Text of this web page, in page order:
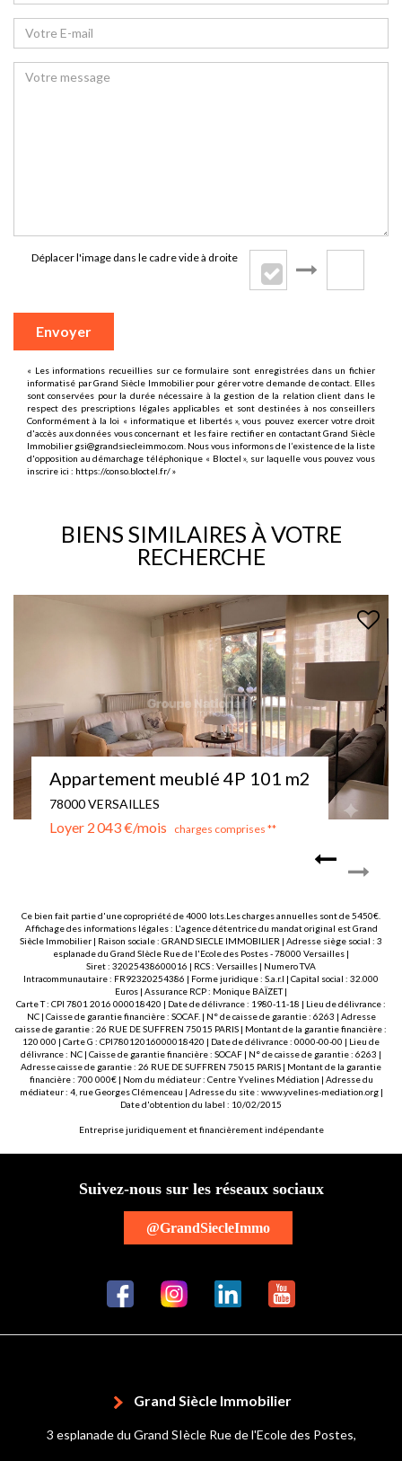
Déplacer l'image dans le cadre vide à droite
Envoyer
« Les informations recueillies sur ce formulaire sont enregistrées dans un fichier
informatisé par Grand Siècle Immobilier pour gérer votre demande de contact. Elles
sont conservées pour la durée nécessaire à la gestion de la relation client dans le
respect des prescriptions légales applicables et sont destinées à nos conseillers
Conformément à la loi « informatique et libertés », vous pouvez exercer votre droit
d'accès aux données vous concernant et les faire rectifier en contactant Grand Siècle
Immobilier gsi@grandsiecleimmo.com. Nous vous informons de l’existence de la liste
d'opposition au démarchage téléphonique « Bloctel », sur laquelle vous pouvez vous
inscrire ici : https://conso.bloctel.fr/»
BIENS SIMILAIRES À VOTRE
RECHERCHE
Appartement meublé 4P 101 m2
78000 VERSAILLES
Loyer 2 043 €/mois charges comprises **
Ce bien fait partie d'une copropriété de 4000 lots.Les charges annuelles sont de 5450€.
Affichage des informations légales : L'agence détentrice du mandat original est Grand
Siècle Immobilier | Raison sociale : GRAND SIECLE IMMOBILIER | Adresse siège social : 3
esplanade du Grand SIècle Rue de l'Ecole des Postes - 78000 Versailles |
Siret : 32025438600016 | RCS : Versailles | Numero TVA
Intracommunautaire : FR92320254386 | Forme juridique : S.a.r.l | Capital social : 32.000
Euros | Assurance RCP : Monique BAÏZET |
Carte T : CPI 7801 2016 000018420 | Date de délivrance : 1980-11-18 | Lieu de délivrance :
NC | Caisse de garantie financière : SOCAF. | N° de caisse de garantie : 6263 | Adresse
caisse de garantie : 26 RUE DE SUFFREN 75015 PARIS | Montant de la garantie financière :
120 000 | Carte G : CPI78012016000018420 | Date de délivrance : 0000-00-00 | Lieu de
délivrance : NC | Caisse de garantie financière : SOCAF | N° de caisse de garantie : 6263 |
Adresse caisse de garantie : 26 RUE DE SUFFREN 75015 PARIS | Montant de la garantie
financière : 700 000€ | Nom du médiateur : Centre Yvelines Médiation | Adresse du
médiateur : 4, rue Georges Clémenceau | Adresse du site : www.yvelines-mediation.org|
Date d'obtention du label : 10/02/2015
Entreprise juridiquement et financièrement indépendante
Suivez-nous sur les réseaux sociaux
@GrandSiecleImmo
Grand Siècle Immobilier
3 esplanade du Grand SIècle Rue de l'Ecole des Postes,